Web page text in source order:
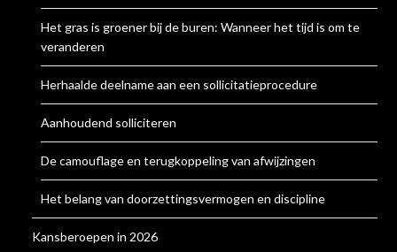
Het gras is groener bij de buren: Wanneer het tijd is om te
veranderen
Herhaalde deelname aan een sollicitatieprocedure
Aanhoudend solliciteren
De camouflage en terugkoppeling van afwijzingen
Het belang van doorzettingsvermogen en discipline
Kansberoepen in 2026